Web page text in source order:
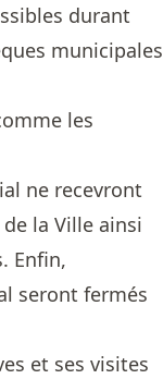
durant
municipales
les
ne recevront
la Ville ainsi
Enfin,
seront fermés
et ses visites